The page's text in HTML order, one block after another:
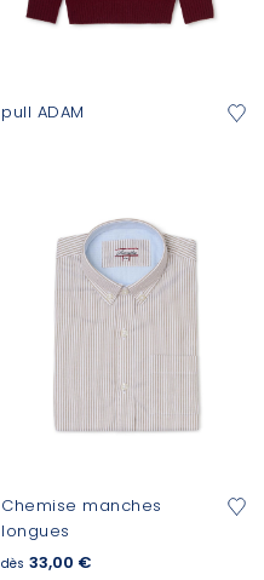
pull ADAM
Chemise manches
longues
dès 33,00 €